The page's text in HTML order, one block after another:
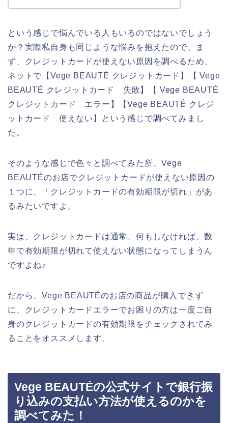
という感じで悩んでいる人もいるのではないでしょう
か？実際私自身も同じような悩みを抱えたので、ま
ず、クレジットカードが使えない原因を調べるため、
ネットで【Vege BEAUTÉ クレジットカード】【 Vege
BEAUTÉ クレジットカード 失敗】【 Vege BEAUTÉ
クレジットカード エラー】【Vege BEAUTÉ クレジ
ットカード 使えない】という感じで調べてみまし
た。
そのような感じで色々と調べてみた所、Vege
BEAUTÉのお店でクレジットカードが使えない原因の
１つに、「クレジットカードの有効期限が切れ」があ
るみたいですよ。
実は、クレジットカードは通常、何もしなければ、数
年で有効期限が切れて使えない状態になってしまうん
ですよね♪
だから、Vege BEAUTÉのお店の商品が購入できず
に、クレジットカードエラーでお困りの方は一度ご自
身のクレジットカードの有効期限をチェックされてみ
ることをオススメします。
Vege BEAUTÉの公式サイトで銀行振
り込みの支払い方法が使えるのかを
調べてみた！